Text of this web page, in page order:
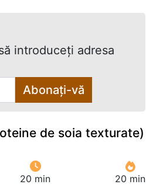
introduceţi adresa
Abonați-vă
​​​​de soia texturate)
20 min 20 min